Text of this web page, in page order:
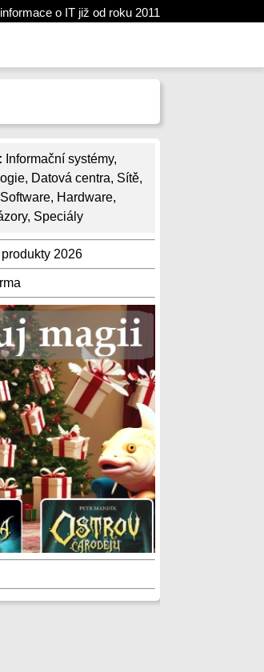
o IT již od roku 2011
Informační systémy,
, Datová centra, Sítě,
Software, Hardware,
, Speciály
2026